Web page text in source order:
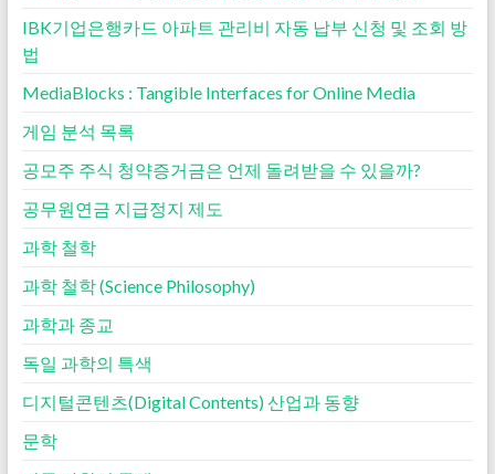
IBK기업은행카드 아파트 관리비 자동 납부 신청 및 조회 방
법
MediaBlocks : Tangible Interfaces for Online Media
게임 분석 목록
공모주 주식 청약증거금은 언제 돌려받을 수 있을까?
공무원연금 지급정지 제도
과학 철학
과학 철학 (Science Philosophy)
과학과 종교
독일 과학의 특색
디지털콘텐츠(Digital Contents) 산업과 동향
문학